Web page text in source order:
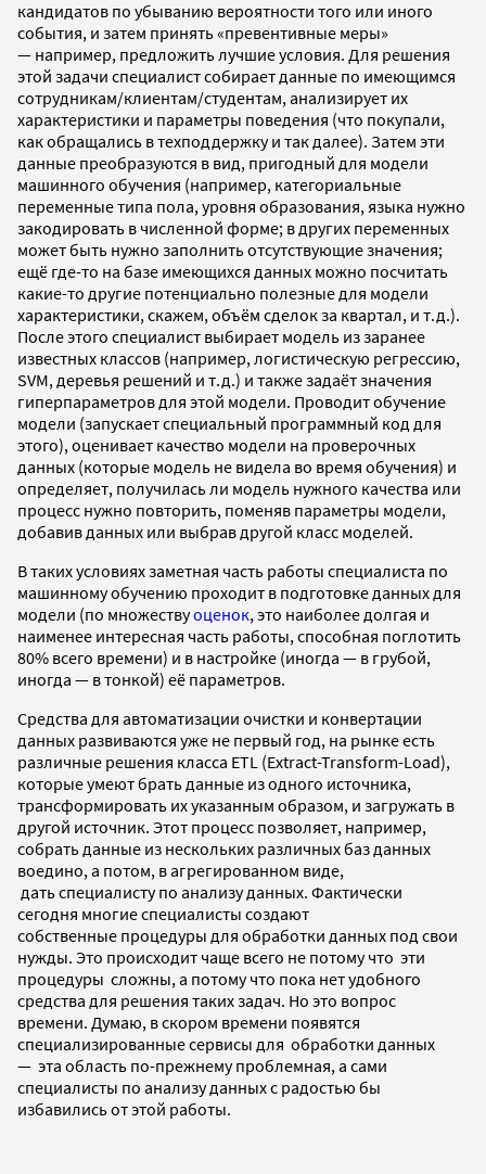
кандидатов по убыванию вероятности того или иного
события, и затем принять «превентивные меры»
— например, предложить лучшие условия. Для решения
этой задачи специалист собирает данные по имеющимся
сотрудникам/клиентам/студентам, анализирует их
характеристики и параметры поведения (что покупали,
как обращались в техподдержку и так далее). Затем эти
данные преобразуются в вид, пригодный для модели
машинного обучения (например, категориальные
переменные типа пола, уровня образования, языка нужно
закодировать в численной форме; в других переменных
может быть нужно заполнить отсутствующие значения;
ещё где-то на базе имеющихся данных можно посчитать
какие-то другие потенциально полезные для модели
характеристики, скажем, объём сделок за квартал, и т.д.).
После этого специалист выбирает модель из заранее
известных классов (например, логистическую регрессию,
SVM, деревья решений и т.д.) и также задаёт значения
гиперпараметров для этой модели. Проводит обучение
модели (запускает специальный программный код для
этого), оценивает качество модели на проверочных
данных (которые модель не видела во время обучения) и
определяет, получилась ли модель нужного качества или
процесс нужно повторить, поменяв параметры модели,
добавив данных или выбрав другой класс моделей.
В таких условиях заметная часть работы специалиста по
машинному обучению проходит в подготовке данных для
модели (по множествуоценок, это наиболее долгая и
наименее интересная часть работы, способная поглотить
80% всего времени) и в настройке (иногда — в грубой,
иногда — в тонкой) её параметров.
Средства для автоматизации очистки и конвертации
данных развиваются уже не первый год, на рынке есть
различные решения класса ETL (Extract-Transform-Load),
которые умеют брать данные из одного источника,
трансформировать их указанным образом, и загружать в
другой источник. Этот процесс позволяет, например,
собрать данные из нескольких различных баз данных
воедино, а потом, в агрегированном виде,
дать специалисту по анализу данных. Фактически
сегодня многие специалисты создают
собственные процедуры для обработки данных под свои
нужды. Это происходит чаще всего не потому что эти
процедуры сложны, а потому что пока нет удобного
средства для решения таких задач. Но это вопрос
времени. Думаю, в скором времени появятся
специализированные сервисы для обработки данных
— эта область по-прежнему проблемная, а сами
специалисты по анализу данных с радостью бы
избавились от этой работы.